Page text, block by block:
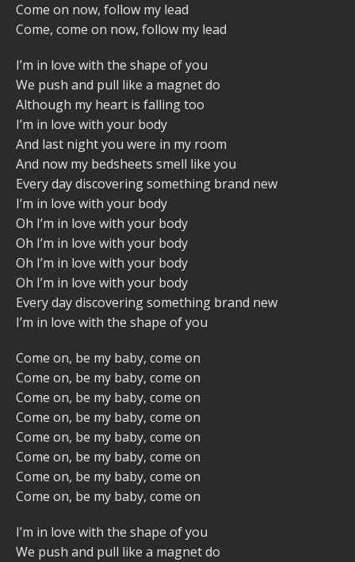
Come on now, follow my lead
Come, come on now, follow my lead
I’m in love with the shape of you
We push and pull like a magnet do
Although my heart is falling too
I’m in love with your body
And last night you were in my room
And now my bedsheets smell like you
Every day discovering something brand new
I’m in love with your body
Oh I’m in love with your body
Oh I’m in love with your body
Oh I’m in love with your body
Oh I’m in love with your body
Every day discovering something brand new
I’m in love with the shape of you
Come on, be my baby, come on
Come on, be my baby, come on
Come on, be my baby, come on
Come on, be my baby, come on
Come on, be my baby, come on
Come on, be my baby, come on
Come on, be my baby, come on
Come on, be my baby, come on
I’m in love with the shape of you
We push and pull like a magnet do